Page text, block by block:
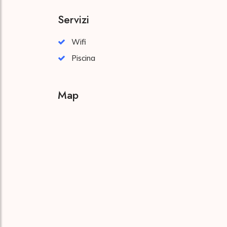
Servizi
Wifi
Piscina
Map